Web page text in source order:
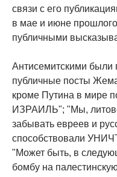
связи с его
в мае и июне
публичными
Антисемитскими
публичные посты
кроме Путина в мире
ИЗРАИЛЬ"; "Мы,
забывать евреев и
способствовали
"Может быть, в
бомбу на